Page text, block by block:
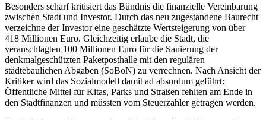
Besonders scharf kritisiert das Bündnis die finanzielle Vereinbarung
zwischen Stadt und Investor. Durch das neu zugestandene Baurecht
verzeichne der Investor eine geschätzte Wertsteigerung von über
418 Millionen Euro. Gleichzeitig erlaube die Stadt, die
veranschlagten 100 Millionen Euro für die Sanierung der
denkmalgeschützten Paketposthalle mit den regulären
städtebaulichen Abgaben (SoBoN) zu verrechnen. Nach Ansicht der
Kritiker wird das Sozialmodell damit ad absurdum geführt:
Öffentliche Mittel für Kitas, Parks und Straßen fehlten am Ende in
den Stadtfinanzen und müssten vom Steuerzahler getragen werden.